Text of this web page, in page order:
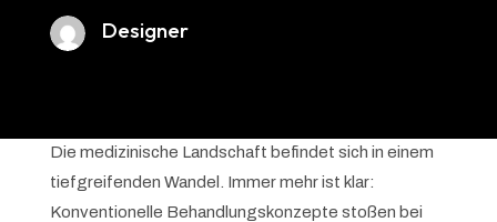
Designer
Die medizinische Landschaft befindet sich in einem
tiefgreifenden Wandel. Immer mehr ist klar:
Konventionelle Behandlungskonzepte stoßen bei